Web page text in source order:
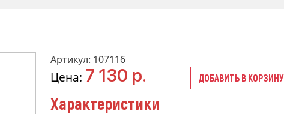
Артикул: 107116
Цена: 7 130 р. ДОБАВИТЬ В КОРЗИНУ
Характеристики